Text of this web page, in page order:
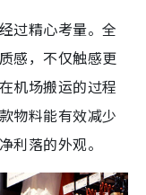
过精心考量。全
感，不仅触感更
机场搬运的过程
物料能有效减少
利落的外观。